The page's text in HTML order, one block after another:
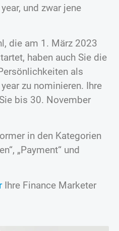
und zwar jene
die am 1. März 2023
haben auch Sie die
als
zu nominieren. Ihre
bis 30. November
in den Kategorien
„Payment“ und
Ihre Finance Marketer